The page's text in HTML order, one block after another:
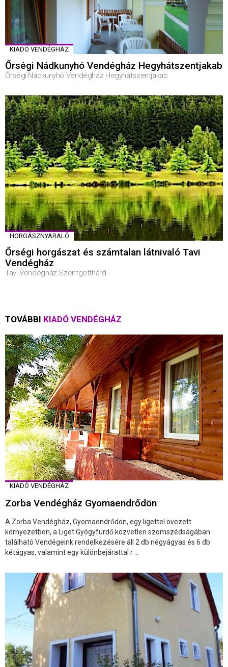
KIADÓ VENDÉGHÁZ
Őrségi Nádkunyhó Vendégház Hegyhátszentjakab
Őrségi Nádkunyhó Vendégház Hegyhátszentjakab
HORGÁSZNYARALÓ
Őrségi horgászat és számtalan látnivaló Tavi
Vendégház
Tavi Vendégház Szentgotthárd
TOVÁBBI KIADÓ VENDÉGHÁZ
KIADÓ VENDÉGHÁZ
Zorba Vendégház Gyomaendrődön
A Zorba Vendégház, Gyomaendrődön, egy ligettel övezett
környezetben, a Liget Gyógyfürdő közvetlen szomszédságában
található Vendégeink rendelkezésére áll 2 db négyágyas és 6 db
kétágyas, valamint egy különbejárattal r ...